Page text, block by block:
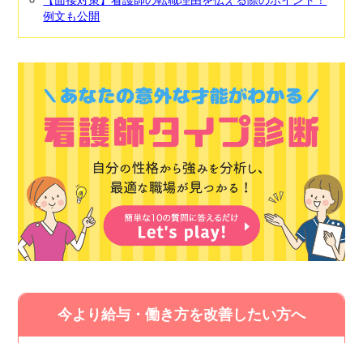
例文も公開
今より給与・働き方を改善したい方へ